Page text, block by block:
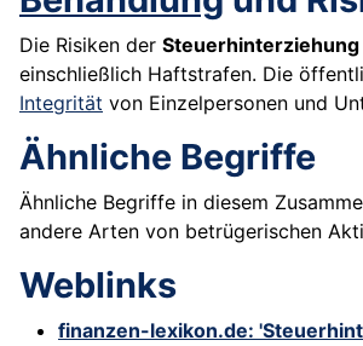
Die Risiken der Steuerhinterziehung
einschließlich Haftstrafen. Die
Integrität von Einzelpersonen und
Ähnliche Begriffe
Ähnliche Begriffe in diesem
andere Arten von betrügerischen
Weblinks
finanzen-lexikon.de: